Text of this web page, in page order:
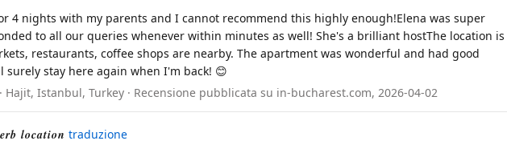
4 nights with my parents and I cannot recommend this highly enough!Elena was super
to all our queries whenever within minutes as well! She's a brilliant hostThe location is
restaurants, coffee shops are nearby. The apartment was wonderful and had good
surely stay here again when I'm back! 😊
Hajit, Istanbul, Turkey · Recensione pubblicata su in-bucharest.com, 2026-04-02
location traduzione